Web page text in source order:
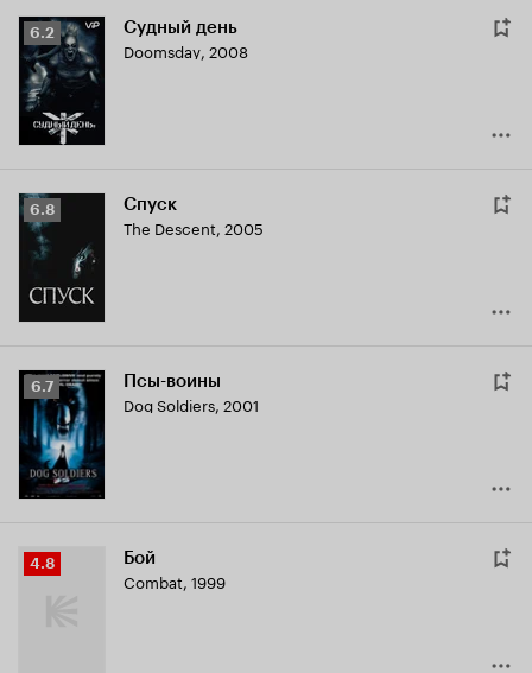
Рейтинг
Кинопоиска
6.2
6.2 Судный день
Doomsday, 2008
Рейтинг
Кинопоиска
6.8
6.8 Спуск
The Descent, 2005
Рейтинг
Кинопоиска
6.7
6.7 Псы-воины
Dog Soldiers, 2001
Рейтинг
4.8 Бой
Combat, 1999